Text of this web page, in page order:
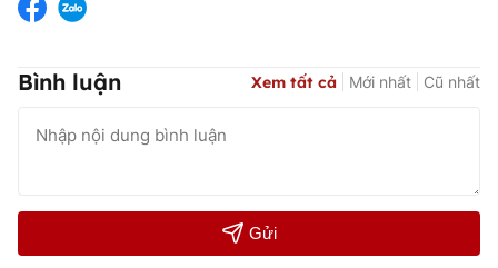
Bình luận Xem tất cả Mới nhất Cũ nhất
Gửi